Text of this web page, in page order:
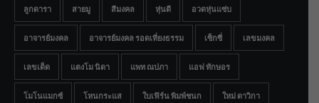
ลูกดารา สายมู สีมงคล หุ่นดี อวดหุ่นแซ่บ
อาจารย์มงคล อาจารย์มงคล รอดเที่ยงธรรม เซ็กซี่ เลขมงคล
เลขเด็ด แตงโม นิดา แพท ณปภา แอฟ ทักษอร
โมโนแมกซ์ โหนกระแส ใบเฟิร์น พิมพ์ชนก ใหม่ ดาวิกา